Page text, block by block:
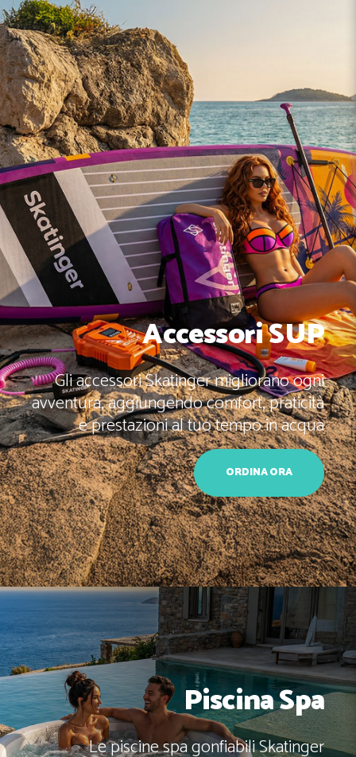
Accessori SUP
Gli accessori Skatinger migliorano ogni
avventura, aggiungendo comfort, praticità
e prestazioni al tuo tempo in acqua
ORDINA ORA
Piscina Spa
Le piscine spa gonfiabili Skatinger